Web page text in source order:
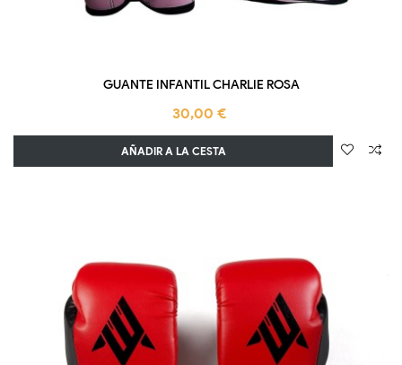
GUANTE INFANTIL CHARLIE ROSA
30,00 €
AÑADIR A LA CESTA